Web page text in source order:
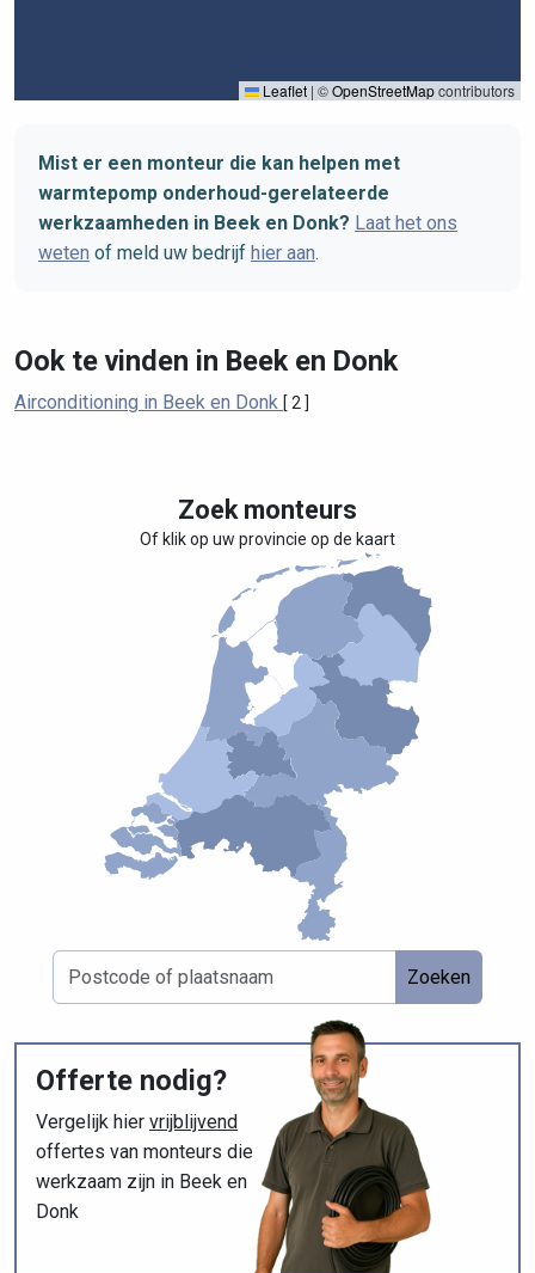
Leaflet | ©OpenStreetMapcontributors
Mist er een monteur die kan helpen met
warmtepomp onderhoud-gerelateerde
werkzaamheden in Beek en Donk? Laat het ons
weten of meld uw bedrijf hier aan.
Ook te vinden in Beek en Donk
Airconditioning in Beek en Donk [ 2 ]
Zoek monteurs
Of klik op uw provincie op de kaart
Zoeken
Offerte nodig?
Vergelijk hier vrijblijvend
offertes van monteurs die
werkzaam zijn in Beek en
Donk